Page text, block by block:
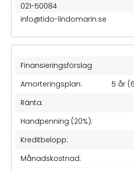
021-50084
info@tido-lindomarin.se
Finansieringsförslag
Amorteringsplan:
5 år
Ränta:
Handpenning (20%):
Kreditbelopp:
Månadskostnad: